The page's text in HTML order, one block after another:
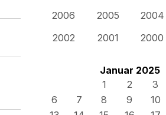
2006
2005 2004
2002
2001 2000
Januar 2025
1
2 3
6
7 8 9 10